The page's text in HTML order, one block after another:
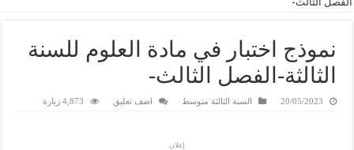
نموذج اختبار في مادة العلوم للسنة
الثالثة-الفصل الثالث-
20/05/2023 السنة الثالثة متوسط اضف تعليق 4,873 زيارة
إعلان